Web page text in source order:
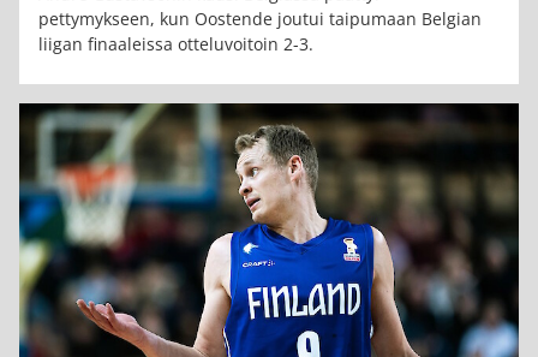
pettymykseen, kun Oostende joutui taipumaan Belgian
liigan finaaleissa otteluvoitoin 2-3.